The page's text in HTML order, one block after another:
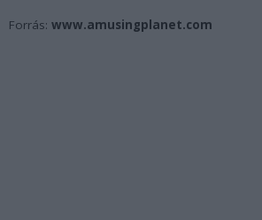
Forrás: www.amusingplanet.com